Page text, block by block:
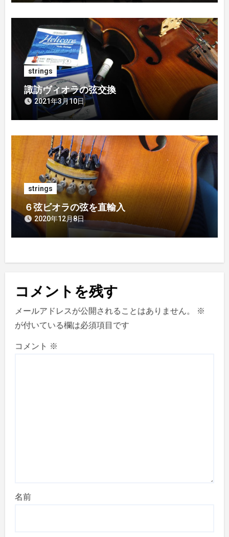
strings
諏訪ヴィオラの弦交換
2021年3月10日
strings
６弦ビオラの弦を直輸入
2020年12月8日
コメントを残す
メールアドレスが公開されることはありません。
※
が付いている欄は必須項目です
コメント ※
名前